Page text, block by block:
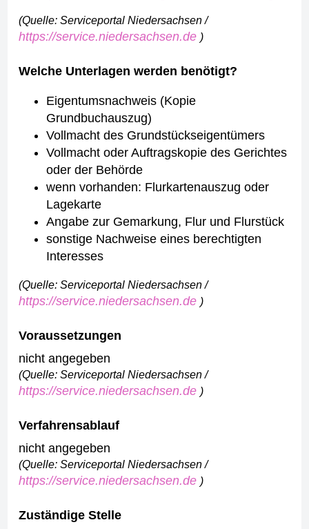
(Quelle: Serviceportal Niedersachsen /
https://service.niedersachsen.de )
Welche Unterlagen werden benötigt?
Eigentumsnachweis (Kopie
Grundbuchauszug)
Vollmacht des Grundstückseigentümers
Vollmacht oder Auftragskopie des Gerichtes
oder der Behörde
wenn vorhanden: Flurkartenauszug oder
Lagekarte
Angabe zur Gemarkung, Flur und Flurstück
sonstige Nachweise eines berechtigten
Interesses
(Quelle: Serviceportal Niedersachsen /
https://service.niedersachsen.de )
Voraussetzungen
nicht angegeben
(Quelle: Serviceportal Niedersachsen /
https://service.niedersachsen.de )
Verfahrensablauf
nicht angegeben
(Quelle: Serviceportal Niedersachsen /
https://service.niedersachsen.de )
Zuständige Stelle